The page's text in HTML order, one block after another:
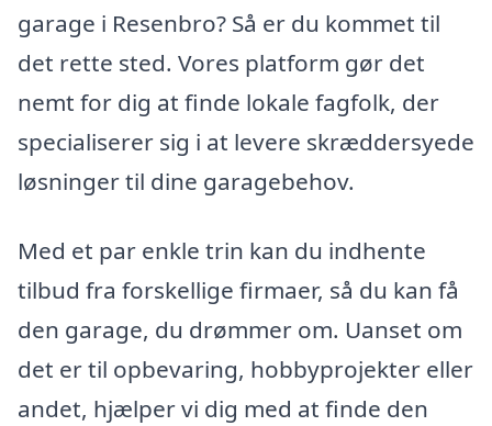
garage i Resenbro? Så er du kommet til
det rette sted. Vores platform gør det
nemt for dig at finde lokale fagfolk, der
specialiserer sig i at levere skræddersyede
løsninger til dine garagebehov.
Med et par enkle trin kan du indhente
tilbud fra forskellige firmaer, så du kan få
den garage, du drømmer om. Uanset om
det er til opbevaring, hobbyprojekter eller
andet, hjælper vi dig med at finde den